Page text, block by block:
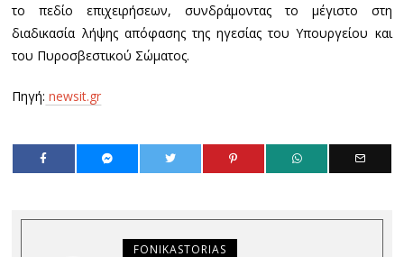
το πεδίο επιχειρήσεων, συνδράμοντας το μέγιστο στη
διαδικασία λήψης απόφασης της ηγεσίας του Υπουργείου και
του Πυροσβεστικού Σώματος.
Πηγή: newsit.gr
FONIKASTORIAS